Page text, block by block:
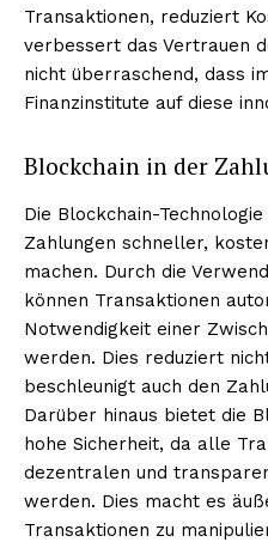
Transaktionen, reduziert
verbessert das Vertrauen
nicht überraschend, dass
Finanzinstitute auf diese
Blockchain in der
Die Blockchain-
Zahlungen schneller,
machen. Durch die
können Transaktionen
Notwendigkeit einer
werden. Dies reduziert
beschleunigt auch den
Darüber hinaus bietet die
hohe Sicherheit, da alle
dezentralen und
werden. Dies macht es
Transaktionen zu